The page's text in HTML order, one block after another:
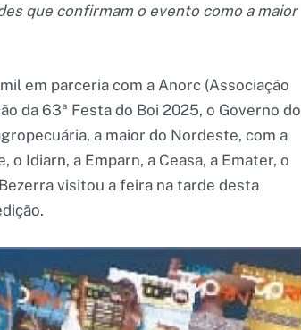
que confirmam o evento como a maior
em parceria com a Anorc (Associação
da 63ª Festa do Boi 2025, o Governo do
a maior do Nordeste, com a
Idiarn, a Emparn, a Ceasa, a Emater, o
visitou a feira na tarde desta